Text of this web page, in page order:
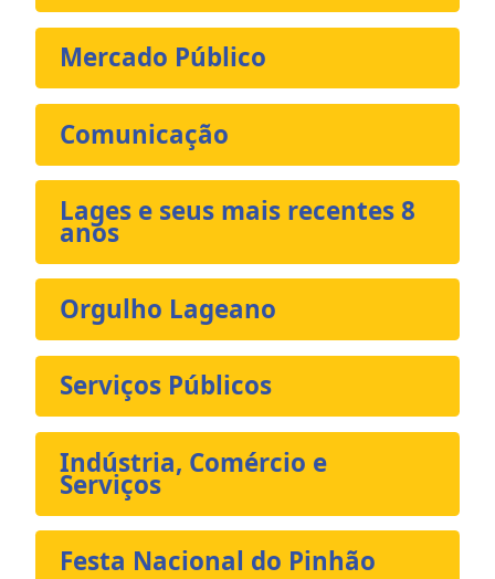
Mercado Público
Comunicação
Lages e seus mais recentes 8
anos
Orgulho Lageano
Serviços Públicos
Indústria, Comércio e
Serviços
Festa Nacional do Pinhão